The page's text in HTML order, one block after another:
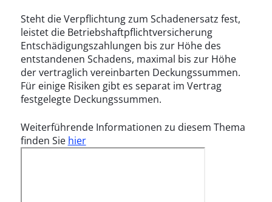
Steht die Verpflichtung zum Schadenersatz fest,
leistet die Betriebshaftpflichtversicherung
Entschädigungszahlungen bis zur Höhe des
entstandenen Schadens, maximal bis zur Höhe
der vertraglich vereinbarten Deckungssummen.
Für einige Risiken gibt es separat im Vertrag
festgelegte Deckungssummen.
Weiterführende Informationen zu diesem Thema
finden Sie hier